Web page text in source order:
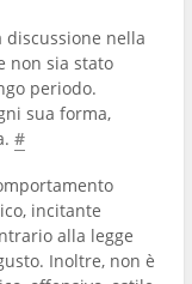
nella
non sia stato
periodo.
sua forma,
#
incitante
alla legge
Inoltre, non è